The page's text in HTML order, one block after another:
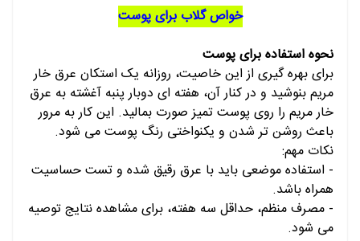
خواص گلاب برای پوست
نحوه استفاده برای پوست
برای بهره گیری از این خاصیت، روزانه یک استکان عرق خار
مریم بنوشید و در کنار آن، هفته ای دوبار پنبه آغشته به عرق
خار مریم را روی پوست تمیز صورت بمالید. این کار به مرور
باعث روشن تر شدن و یکنواختی رنگ پوست می شود.
نکات مهم:
- استفاده موضعی باید با عرق رقیق شده و تست حساسیت
همراه باشد.
- مصرف منظم، حداقل سه هفته، برای مشاهده نتایج توصیه
می شود.